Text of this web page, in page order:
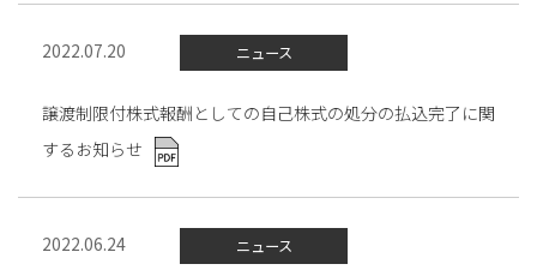
2022.07.20 ニュース
譲渡制限付株式報酬としての自己株式の処分の払込完了に関
するお知らせ
2022.06.24 ニュース